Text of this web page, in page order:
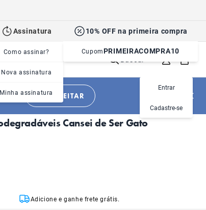
Assinatura
Como assinar?
Nova assinatura
Minha assinatura
10% OFF na primeira compra
CupomPRIMEIRACOMPRA10
Entrar
Cadastre-se
APROVEITAR
Limpeza
Cansei de Ser Gato
Adicione e ganhe frete grátis.